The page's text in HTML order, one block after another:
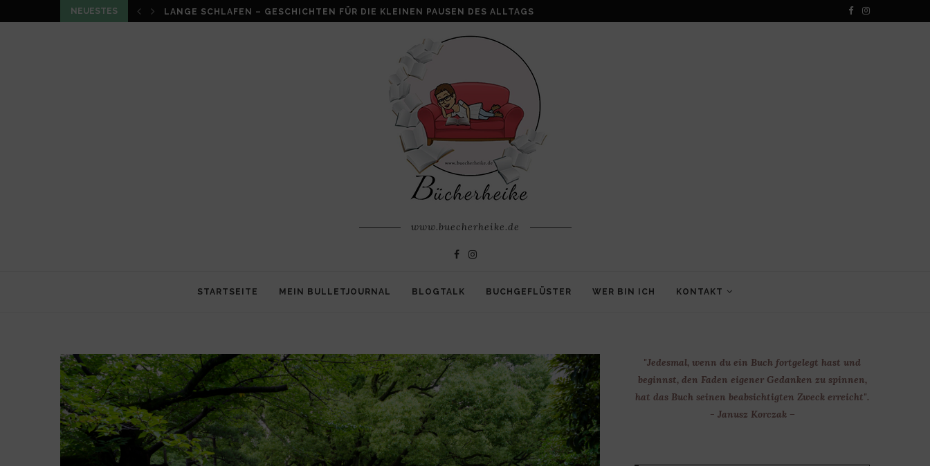
NEUESTES LOUMA VON CHRISTIAN SCHNALKE: WENN AUS VERLUST FAMILIE ENTSTEHT
www.buecherheike.de
STARTSEITE MEIN BULLETJOURNAL BLOGTALK BUCHGEFLÜSTER WER BIN ICH KONTAKT
"Jedesmal, wenn du ein Buch fortgelegt hast und
beginnst, den Faden eigener Gedanken zu spinnen,
hat das Buch seinen beabsichtigten Zweck erreicht".
- Janusz Korczak –